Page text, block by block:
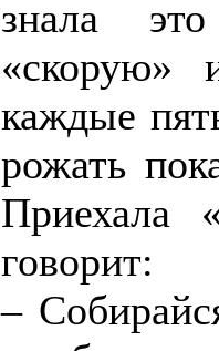
знала
«скорую»
каждые
рожать
Приехала
говорит:
–